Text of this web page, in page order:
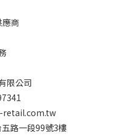
應商
限公司
retail.com.tw
路一段99號3樓